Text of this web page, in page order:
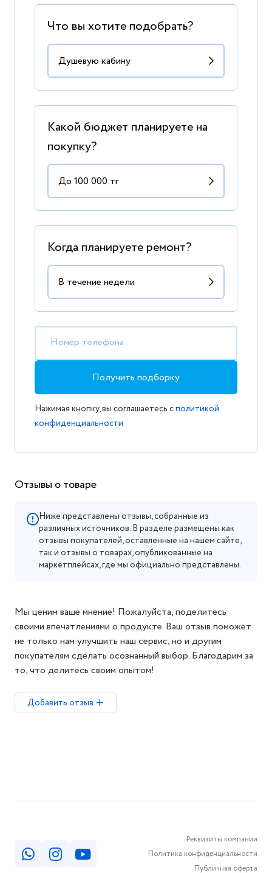
Что вы хотите подобрать?
Какой бюджет планируете на
покупку?
Когда планируете ремонт?
Номер телефона
Получить подборку
Нажимая кнопку, вы соглашаетесь сполитикой
конфиденциальности
Отзывы о товаре
Ниже представлены отзывы, собранные из
различных источников. В разделе размещены как
отзывы покупателей, оставленные на нашем сайте,
так и отзывы о товарах, опубликованные на
маркетплейсах, где мы официально представлены.
Мы ценим ваше мнение! Пожалуйста, поделитесь
своими впечатлениями о продукте. Ваш отзыв поможет
не только нам улучшить наш сервис, но и другим
покупателям сделать осознанный выбор. Благодарим за
то, что делитесь своим опытом!
Добавить отзыв
Реквизиты компании
Политика конфиденциальности
Публичная оферта